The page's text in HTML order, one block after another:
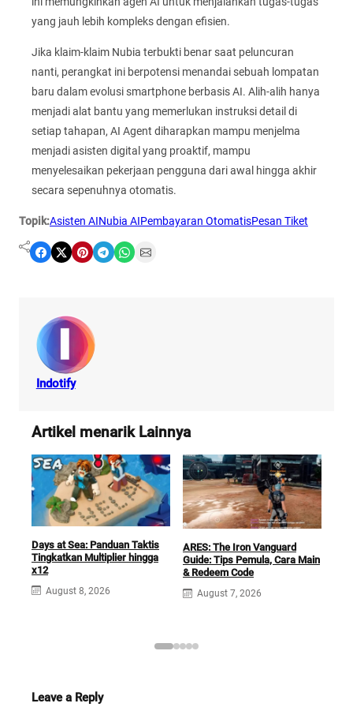
yang jauh lebih kompleks dengan efisien.
Jika klaim-klaim Nubia terbukti benar saat peluncuran
nanti, perangkat ini berpotensi menandai sebuah lompatan
baru dalam evolusi smartphone berbasis AI. Alih-alih hanya
menjadi alat bantu yang memerlukan instruksi detail di
setiap tahapan, AI Agent diharapkan mampu menjelma
menjadi asisten digital yang proaktif, mampu
menyelesaikan pekerjaan pengguna dari awal hingga akhir
secara sepenuhnya otomatis.
Topik:Asisten AINubia AIPembayaran OtomatisPesan Tiket
Share on Facebook Share on X Share on Pinterest Share on Telegram Share on WhatsApp Share on Email
Indotify
Artikel menarik Lainnya
Days at Sea: Panduan Taktis
Tingkatkan Multiplier hingga
x12
August 8, 2026
ARES: The Iron Vanguard
Guide: Tips Pemula, Cara Main
& Redeem Code
August 7, 2026
Leave a Reply